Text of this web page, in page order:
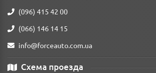
(096) 415 42 00
(066) 146 14 15
info@forceauto.com.ua
Схема проезда